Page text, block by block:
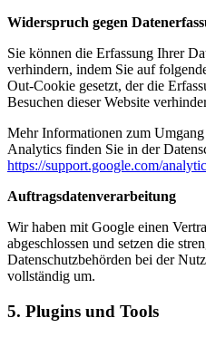
Widerspruch gegen
Sie können die Erfassung Ihrer
verhindern, indem Sie auf
Out-Cookie gesetzt, der die
Besuchen dieser Website
Mehr Informationen zum
Analytics finden Sie in der
https://support.google.com/
Auftragsdatenverarbeitung
Wir haben mit Google einen
abgeschlossen und setzen die
Datenschutzbehörden bei der
vollständig um.
5. Plugins und Tools